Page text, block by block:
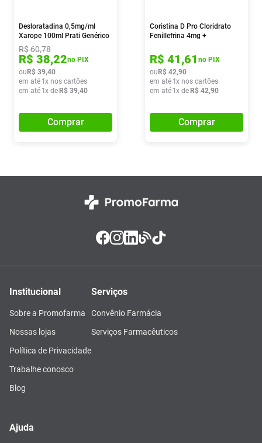
Desloratadina 0,5mg/ml
Xarope 100ml Prati Genérico
R$60,78
R$ 38,22no PIX
ou R$ 39,40
em até 1x nos cartões
em até 1x de R$ 39,40
Comprar
Coristina D Pro Cloridrato
Fenillefrina 4mg +
Maleato De Clorfeniramina
4mg 16 Comprimidos
R$ 41,61 no PIX
ou R$ 42,90
em até 1x nos cartões
em até 1x de R$ 42,90
Comprar
Institucional
Sobre a Promofarma
Nossas lojas
Política de Privacidade
Trabalhe conosco
Blog
Serviços
Convênio Farmácia
Serviços Farmacêuticos
Ajuda